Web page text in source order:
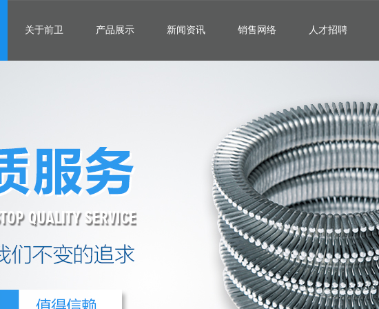
关于前卫 产品展示 新闻资讯 销售网络 人才招聘